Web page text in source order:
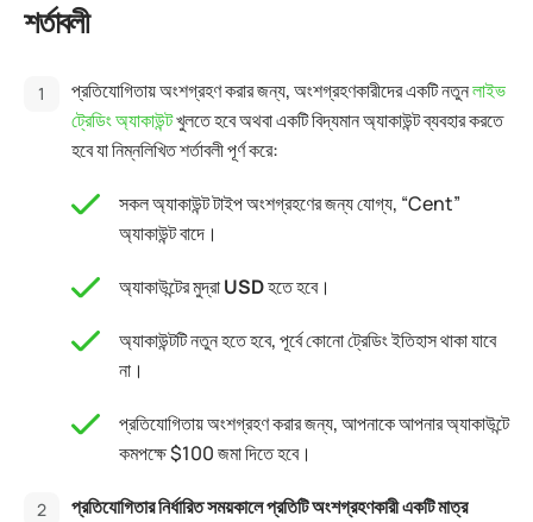
শর্তাবলী
প্রতিযোগিতায় অংশগ্রহণ করার জন্য, অংশগ্রহণকারীদের একটি নতুনলাইভ
ট্রেডিং অ্যাকাউন্টখুলতে হবে অথবা একটি বিদ্যমান অ্যাকাউন্ট ব্যবহার করতে
হবে যা নিম্নলিখিত শর্তাবলী পূর্ণ করে:
সকল অ্যাকাউন্ট টাইপ অংশগ্রহণের জন্য যোগ্য, “Cent”
অ্যাকাউন্ট বাদে।
অ্যাকাউন্টের মুদ্রাUSDহতে হবে।
অ্যাকাউন্টটি নতুন হতে হবে, পূর্বে কোনো ট্রেডিং ইতিহাস থাকা যাবে
না।
প্রতিযোগিতায় অংশগ্রহণ করার জন্য, আপনাকে আপনার অ্যাকাউন্টে
কমপক্ষে $100 জমা দিতে হবে।
প্রতিযোগিতার নির্ধারিত সময়কালে প্রতিটি অংশগ্রহণকারী একটি মাত্র